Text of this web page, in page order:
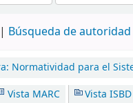
Búsqueda de autoridad
Normatividad para el
Vista MARC Vista ISBD